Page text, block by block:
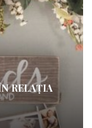
RELAȚIA